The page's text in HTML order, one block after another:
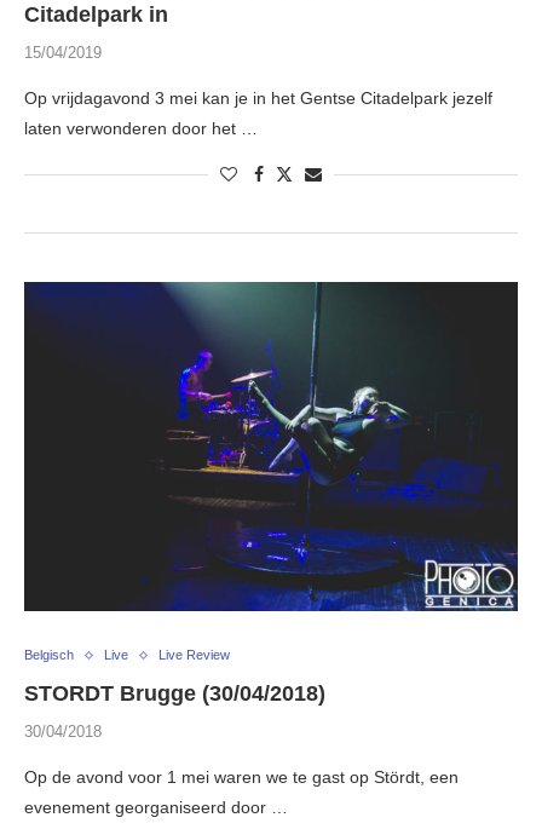
Citadelpark in
15/04/2019
Op vrijdagavond 3 mei kan je in het Gentse Citadelpark jezelf
laten verwonderen door het …
Belgisch Live Live Review
STORDT Brugge (30/04/2018)
30/04/2018
Op de avond voor 1 mei waren we te gast op Stördt, een
evenement georganiseerd door …